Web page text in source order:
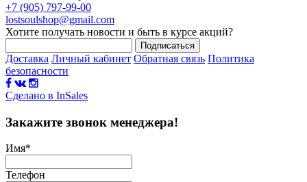
+7 (905) 797-99-00
lostsoulshop@gmail.com
Хотите получать новости и быть в курсе акций?
Подписаться
Доставка Личный кабинет Обратная связь Политика
безопасности
Сделано в InSales
Закажите звонок менеджера!
Имя*
Телефон